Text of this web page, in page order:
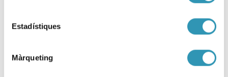
Estadístiques
Màrqueting
Temperatura i mortalitat a
Barcelona (TEMOB)